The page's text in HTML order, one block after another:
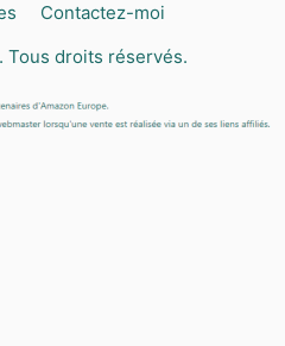
Contactez-moi
. Tous droits réservés.